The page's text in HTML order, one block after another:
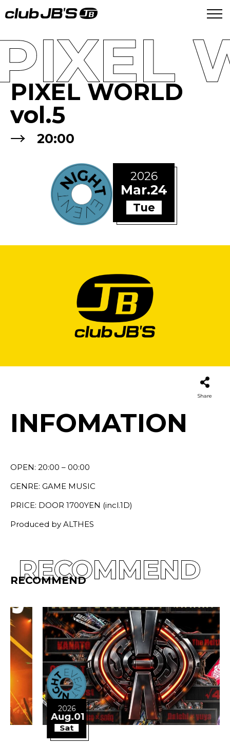
PIXEL WORLD
vol.5
→ 20:00
2026
Mar.24
Tue
Share
INFOMATION
OPEN: 20:00 – 00:00
GENRE: GAME MUSIC
PRICE: DOOR 1700YEN (incl.1D)
Produced by ALTHES
RECOMMEND
RECOMMEND
2026
Aug.01
Sat